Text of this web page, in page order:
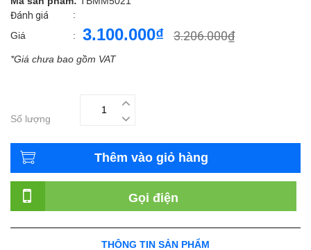
Đánh giá
:
Giá
: 3.100.000₫ 3.206.000₫
*Giá chưa bao gồm VAT
Số lượng
Thêm vào giỏ hàng
Gọi điện
THÔNG TIN SẢN PHẨM